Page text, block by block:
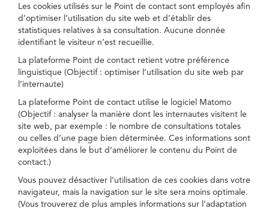
Les cookies utilisés sur le Point de contact sont employés afin
d’optimiser l’utilisation du site web et d’établir des
statistiques relatives à sa consultation. Aucune donnée
identifiant le visiteur n’est recueillie.
La plateforme Point de contact retient votre préférence
linguistique (Objectif : optimiser l’utilisation du site web par
l’internaute)
La plateforme Point de contact utilise le logiciel Matomo
(Objectif : analyser la manière dont les internautes visitent le
site web, par exemple : le nombre de consultations totales
ou celles d’une page bien déterminée. Ces informations sont
exploitées dans le but d’améliorer le contenu du Point de
contact.)
Vous pouvez désactiver l’utilisation de ces cookies dans votre
navigateur, mais la navigation sur le site sera moins optimale.
(Vous trouverez de plus amples informations sur l’adaptation